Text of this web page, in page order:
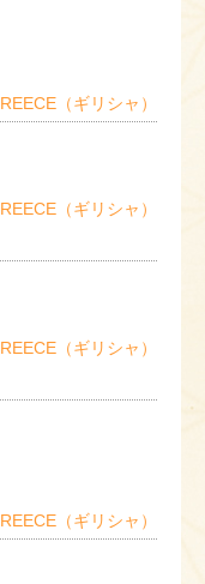
（ギリシャ）
（ギリシャ）
（ギリシャ）
（ギリシャ）